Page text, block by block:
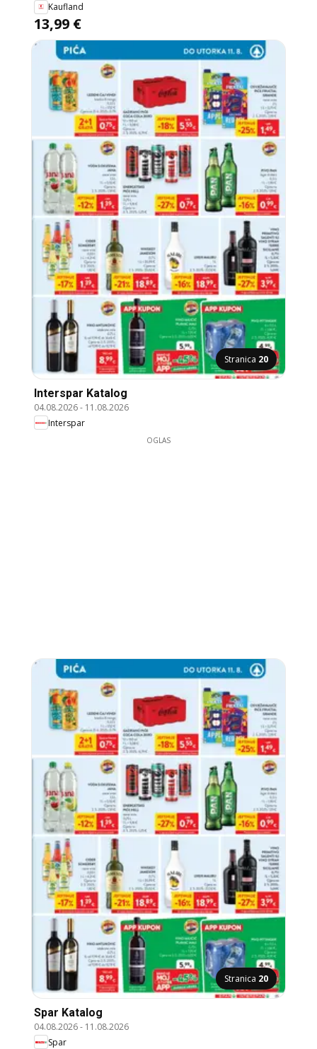
Kaufland
13,99 €
Stranica 20
Interspar Katalog
04.08.2026- 11.08.2026
Interspar
OGLAS
Stranica 20
Spar Katalog
04.08.2026- 11.08.2026
Spar